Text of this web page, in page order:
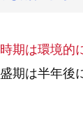
期は環境的
期は半年後